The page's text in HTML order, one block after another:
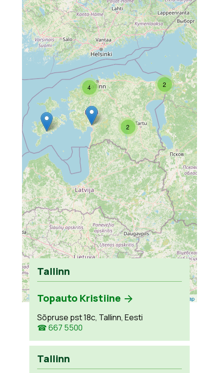
2
2
4
Leaflet OpenStreetMap
Tallinn
Topauto Kristiine
Sõpruse pst 18c, Tallinn, Eesti
☎ 667 5500
Tallinn